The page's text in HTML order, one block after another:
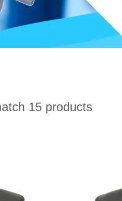
15 products